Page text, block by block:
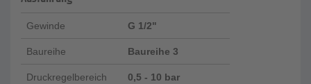
Gewinde G 1/2"
Baureihe Baureihe 3
Druckregelbereich 0,5 - 10 bar